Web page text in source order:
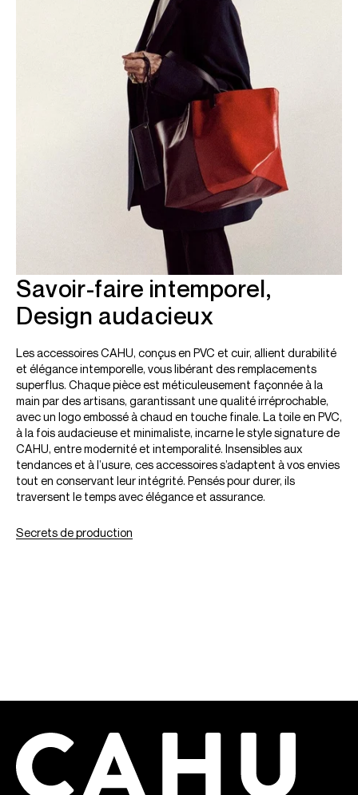
Savoir-faire intemporel,
Design audacieux
Les accessoires CAHU, conçus en PVC et cuir, allient durabilité
et élégance intemporelle, vous libérant des remplacements
superflus. Chaque pièce est méticuleusement façonnée à la
main par des artisans, garantissant une qualité irréprochable,
avec un logo embossé à chaud en touche finale. La toile en PVC,
à la fois audacieuse et minimaliste, incarne le style signature de
CAHU, entre modernité et intemporalité. Insensibles aux
tendances et à l’usure, ces accessoires s’adaptent à vos envies
tout en conservant leur intégrité. Pensés pour durer, ils
traversent le temps avec élégance et assurance.
Secrets de production